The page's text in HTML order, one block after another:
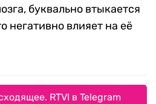
буквально втыкается
негативно влияет на её
RTVI в Telegram